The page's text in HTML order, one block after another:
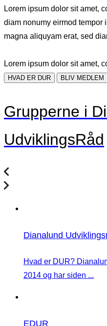
Lorem ipsum dolor sit amet,
diam nonumy eirmod tempor
magna aliquyam erat, sed
Lorem ipsum dolor sit amet,
HVAD ER DUR BLIV MEDLEM
Grupperne i
UdviklingsRåd
Dianalund
Hvad er DUR?
2014 og har siden ...
EDUR